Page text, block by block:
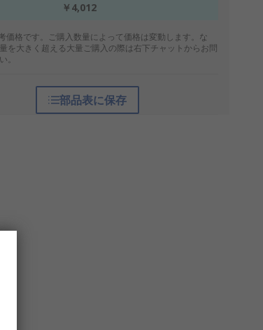
￥4,012
価格です。ご購入数量によって価格は変動します。な
を大きく超える大量ご購入の際は右下チャットからお問
。
部品表に保存